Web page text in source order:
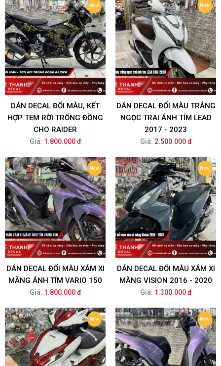
DÁN DECAL ĐỔI MÀU, KẾT
HỢP TEM RỜI TRỐNG ĐỒNG
CHO RAIDER
Giá: 1.800.000 đ
DÁN DECAL ĐỔI MÀU TRẮNG
NGỌC TRAI ÁNH TÍM LEAD
2017 - 2023
Giá: 2.500.000 đ
DÁN DECAL ĐỔI MÀU XÁM XI
MĂNG ÁNH TÍM VARIO 150
Giá: 1.800.000 đ
DÁN DECAL ĐỔI MÀU XÁM XI
MĂNG VISION 2016 - 2020
Giá: 1.300.000 đ